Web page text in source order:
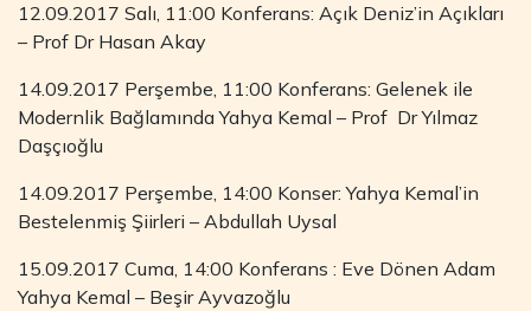
12.09.2017 Salı, 11:00 Konferans: Açık Deniz’in Açıkları
– Prof Dr Hasan Akay
14.09.2017 Perşembe, 11:00 Konferans: Gelenek ile
Modernlik Bağlamında Yahya Kemal – Prof Dr Yılmaz
Daşçıoğlu
14.09.2017 Perşembe, 14:00 Konser: Yahya Kemal’in
Bestelenmiş Şiirleri – Abdullah Uysal
15.09.2017 Cuma, 14:00 Konferans : Eve Dönen Adam
Yahya Kemal – Beşir Ayvazoğlu